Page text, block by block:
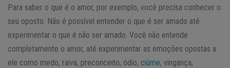
Para saber o que é o amor, por exemplo, você precisa conhecer o
seu oposto. Não é possível entender o que é ser amado até
experimentar o que é não ser amado. Você não entende
completamente o amor, até experimentar as emoções opostas a
ele como medo, raiva, preconceito, ódio, ciúme, vingança,